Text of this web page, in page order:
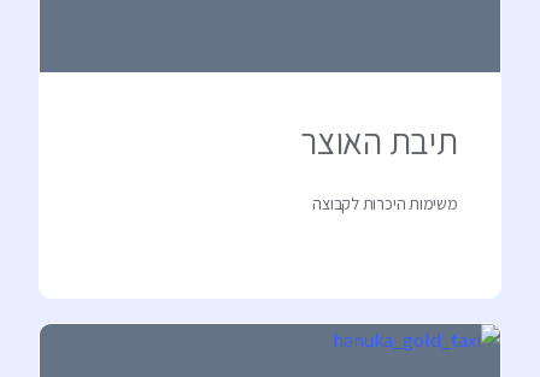
תיבת האוצר
משימות היכרות לקבוצה